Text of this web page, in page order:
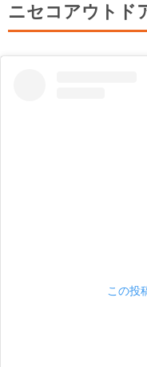
ニセコアウトド
この投